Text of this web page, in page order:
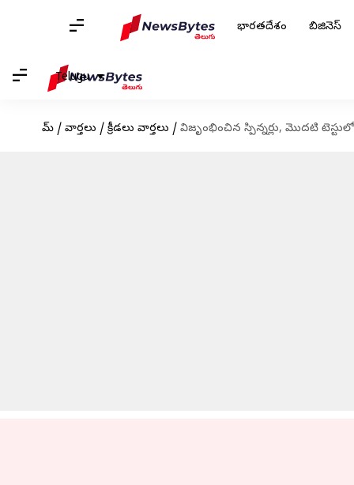
భారతదేశం బిజినెస్
Telugu
హోమ్ / వార్తలు / క్రీడలు వార్తలు / విజృంభించిన స్పిన్నర్లు, మొదటి